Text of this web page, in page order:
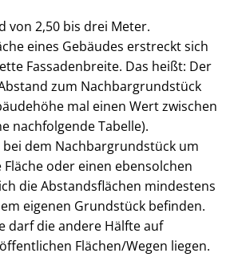
von 2,50 bis drei Meter.
eines Gebäudes erstreckt sich
Fassadenbreite. Das heißt: Der
zum Nach­bar­grund­stück
mal einen Wert zwischen
nachfolgende Tabelle).
bei dem Nach­bar­grund­stück um
oder einen ebensolchen
die Abstandsflächen mindestens
eigenen Grundstück befinden.
darf die andere Hälfte auf
Flächen/Wegen liegen.